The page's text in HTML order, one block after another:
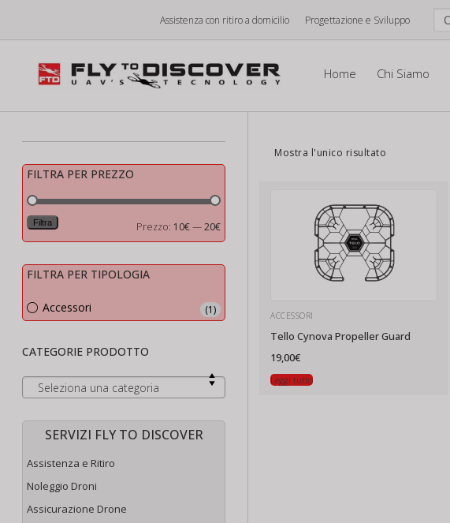
contenuto
Assistenza con ritiro a domicilio Progettazione e Sviluppo
Home Chi Siamo
Mostra l'unico risultato
ACCESSORI
Tello Cynova Propeller Guard
19,00€
Leggi tutto
FILTRA PER PREZZO
Prezzo
Prezzo
Filtra Prezzo: 10€—20€
FILTRA PER TIPOLOGIA
Accessori (1)
CATEGORIE PRODOTTO
Seleziona una categoria
SERVIZI FLY TO DISCOVER
Assistenza e Ritiro
Noleggio Droni
Assicurazione Drone